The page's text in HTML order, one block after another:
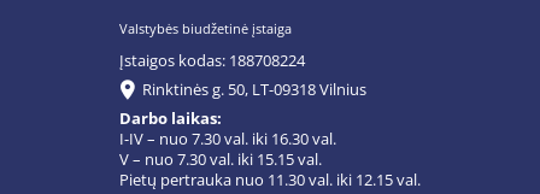
Valstybės biudžetinė įstaiga
Įstaigos kodas: 188708224
Rinktinės g. 50, LT-09318 Vilnius
Darbo laikas:
I-IV – nuo 7.30 val. iki 16.30 val.
V – nuo 7.30 val. iki 15.15 val.
Pietų pertrauka nuo 11.30 val. iki 12.15 val.